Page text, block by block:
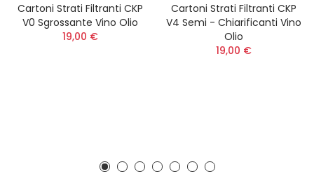
Cartoni Strati Filtranti CKP
V0 Sgrossante Vino Olio
19,00 €
Cartoni Strati Filtranti CKP
V4 Semi - Chiarificanti Vino
Olio
19,00 €